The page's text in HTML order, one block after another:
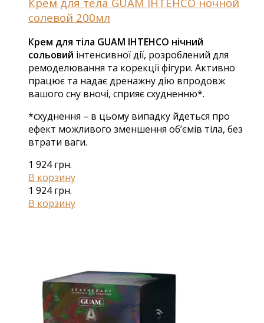
солевой 200мл
Крем для тіла GUAM ІНТЕНСО нічний
сольовий інтенсивної дії, розроблений для
ремоделювання та корекції фігури. Активно
працює та надає дренажну дію впродовж
вашого сну вночі, сприяє схудненню*.
*схуднення – в цьому випадку йдеться про
ефект можливого зменшення об’ємів тіла, без
втрати ваги.
1 924грн.
В корзину
1 924грн.
В корзину